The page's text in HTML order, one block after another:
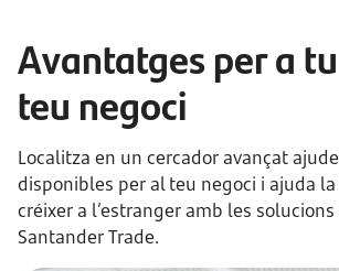
Avantatges per a
teu negoci
Localitza en un cercador avançat
disponibles per al teu negoci i ajuda
créixer a l’estranger amb les
Santander Trade.